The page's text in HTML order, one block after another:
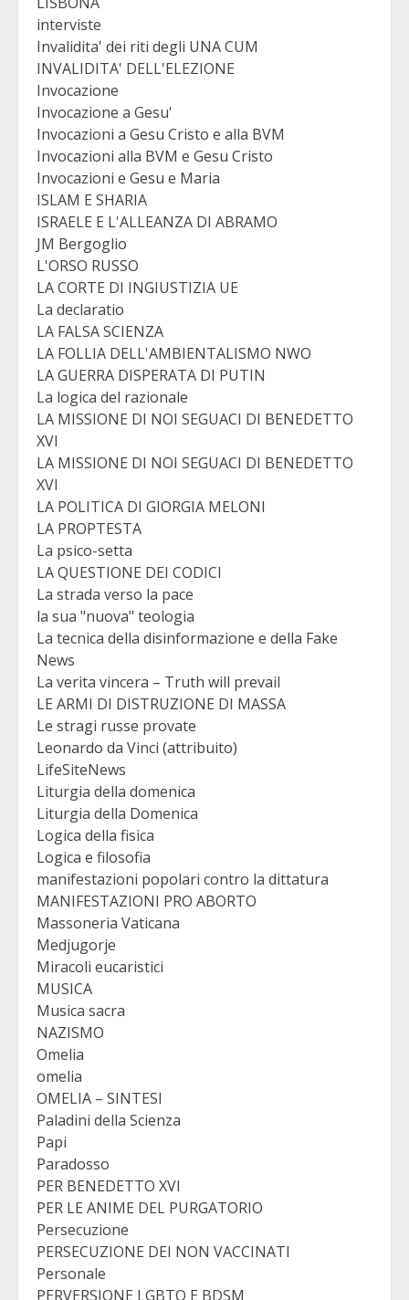
interviste
Invalidita' dei riti degli UNA CUM
INVALIDITA' DELL'ELEZIONE
Invocazione
Invocazione a Gesu'
Invocazioni a Gesu Cristo e alla BVM
Invocazioni alla BVM e Gesu Cristo
Invocazioni e Gesu e Maria
ISLAM E SHARIA
ISRAELE E L'ALLEANZA DI ABRAMO
JM Bergoglio
L'ORSO RUSSO
LA CORTE DI INGIUSTIZIA UE
La declaratio
LA FALSA SCIENZA
LA FOLLIA DELL'AMBIENTALISMO NWO
LA GUERRA DISPERATA DI PUTIN
La logica del razionale
LA MISSIONE DI NOI SEGUACI DI BENEDETTO
XVI
LA MISSIONE DI NOI SEGUACI DI BENEDETTO
XVI
LA POLITICA DI GIORGIA MELONI
LA PROPTESTA
La psico-setta
LA QUESTIONE DEI CODICI
La strada verso la pace
la sua "nuova" teologia
La tecnica della disinformazione e della Fake
News
La verita vincera – Truth will prevail
LE ARMI DI DISTRUZIONE DI MASSA
Le stragi russe provate
Leonardo da Vinci (attribuito)
LifeSiteNews
Liturgia della domenica
Liturgia della Domenica
Logica della fisica
Logica e filosofia
manifestazioni popolari contro la dittatura
MANIFESTAZIONI PRO ABORTO
Massoneria Vaticana
Medjugorje
Miracoli eucaristici
MUSICA
Musica sacra
NAZISMO
Omelia
omelia
OMELIA – SINTESI
Paladini della Scienza
Papi
Paradosso
PER BENEDETTO XVI
PER LE ANIME DEL PURGATORIO
Persecuzione
PERSECUZIONE DEI NON VACCINATI
Personale
PERVERSIONE LGBTQ E BDSM